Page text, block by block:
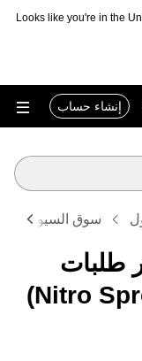
Looks like you're in the
إنشاء حساب
سوق السيولة
طلبات
الفوارق السعرية (Nitro Spreads)